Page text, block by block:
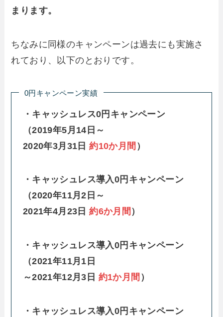
まります。
ちなみに同様のキャンペーンは過去にも実施さ
れており、以下のとおりです。
0円キャンペーン実績
・キャッシュレス0円キャンペーン
（2019年5月14日～
2020年3月31日約10か月間 ）
・キャッシュレス導入0円キャンペーン
（2020年11月2日～
2021年4月23日約6か月間 ）
・キャッシュレス導入0円キャンペーン
（2021年11月1日
～2021年12月3日 約1か月間 ）
・キャッシュレス導入0円キャンペーン